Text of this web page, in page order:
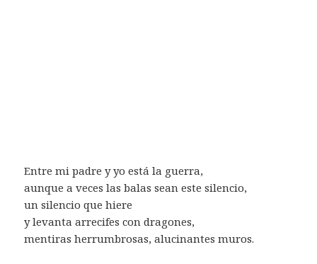
Entre mi padre y yo está la guerra,
aunque a veces las balas sean este silencio,
un silencio que hiere
y levanta arrecifes con dragones,
mentiras herrumbrosas, alucinantes muros.